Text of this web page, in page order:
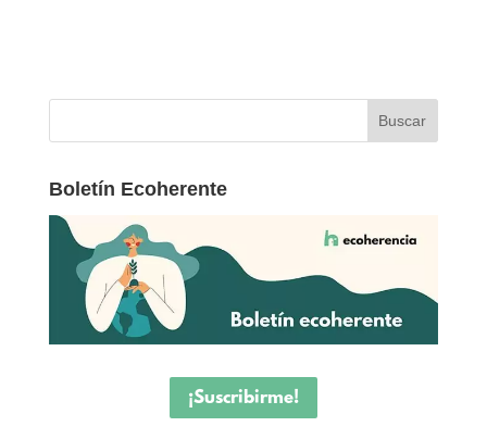
Boletín Ecoherente
¡Suscribirme!